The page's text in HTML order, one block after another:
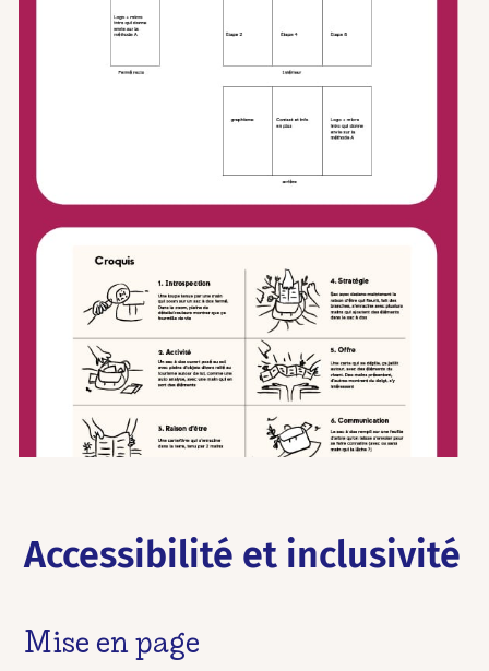
Accessibilité et inclusivité
Mise en page